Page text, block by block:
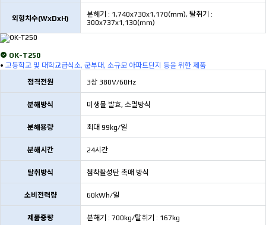
외형치수(WxDxH)
분해기 : 1,740x730x1,170(mm), 탈취기 :
300x737x1,130(mm)
OK-T250
• 고등학교 및 대학교급식소, 군부대, 소규모 아파트단지 등을 위한 제품
정격전원
3상 380V/60Hz
분해방식 미생물 발효, 소멸방식
분해용량 최대 99kg/일
분해시간 24시간
탈취방식 첨착활성탄 촉매 방식
소비전력량 60kWh/일
제품중량 분해기 : 700kg/탈취기 : 167kg